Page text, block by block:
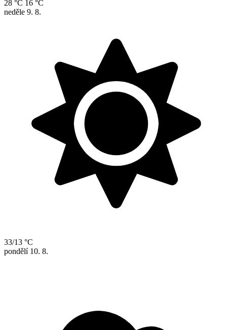
28 °C 16 °C
neděle 9. 8.
33/13 °C
pondělí 10. 8.